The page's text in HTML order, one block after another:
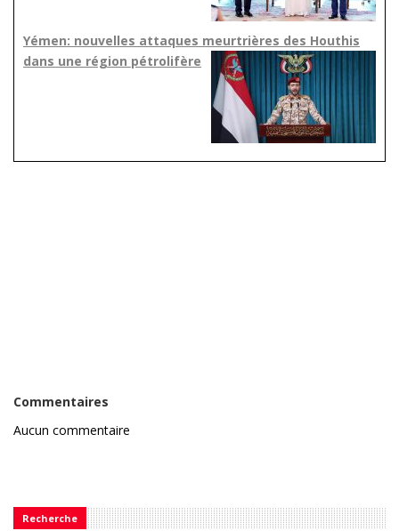
Yémen: nouvelles attaques meurtrières des Houthis
dans une région pétrolifère
Commentaires
Aucun commentaire
Recherche